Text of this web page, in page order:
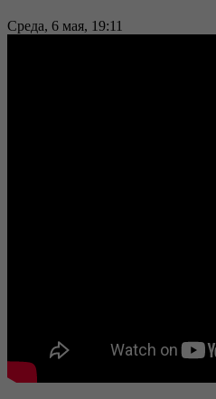
Среда, 6 мая, 19:11